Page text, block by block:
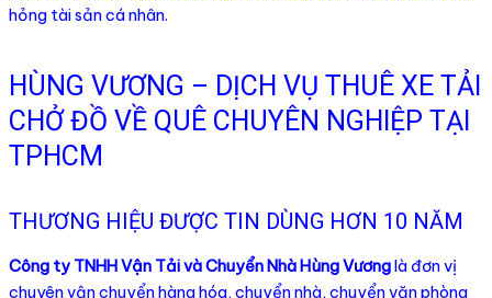
hỏng tài sản cá nhân.
HÙNG VƯƠNG – DỊCH VỤ THUÊ XE TẢI
CHỞ ĐỒ VỀ QUÊ CHUYÊN NGHIỆP TẠI
TPHCM
THƯƠNG HIỆU ĐƯỢC TIN DÙNG HƠN 10 NĂM
Công ty TNHH Vận Tải và Chuyển Nhà Hùng Vươnglà đơn vị
chuyên vận chuyển hàng hóa, chuyển nhà, chuyển văn phòng